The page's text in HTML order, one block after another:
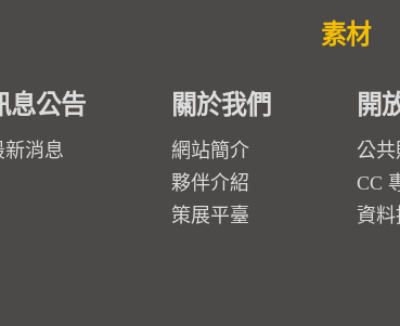
素材
息公告
新消息
關於我們
網站簡介
夥伴介紹
策展平臺
開
公
CC
資